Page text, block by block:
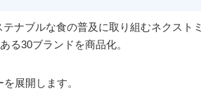
ナブルな食の普及に取り組むネクストミ
る30ブランドを商品化。
展開します。